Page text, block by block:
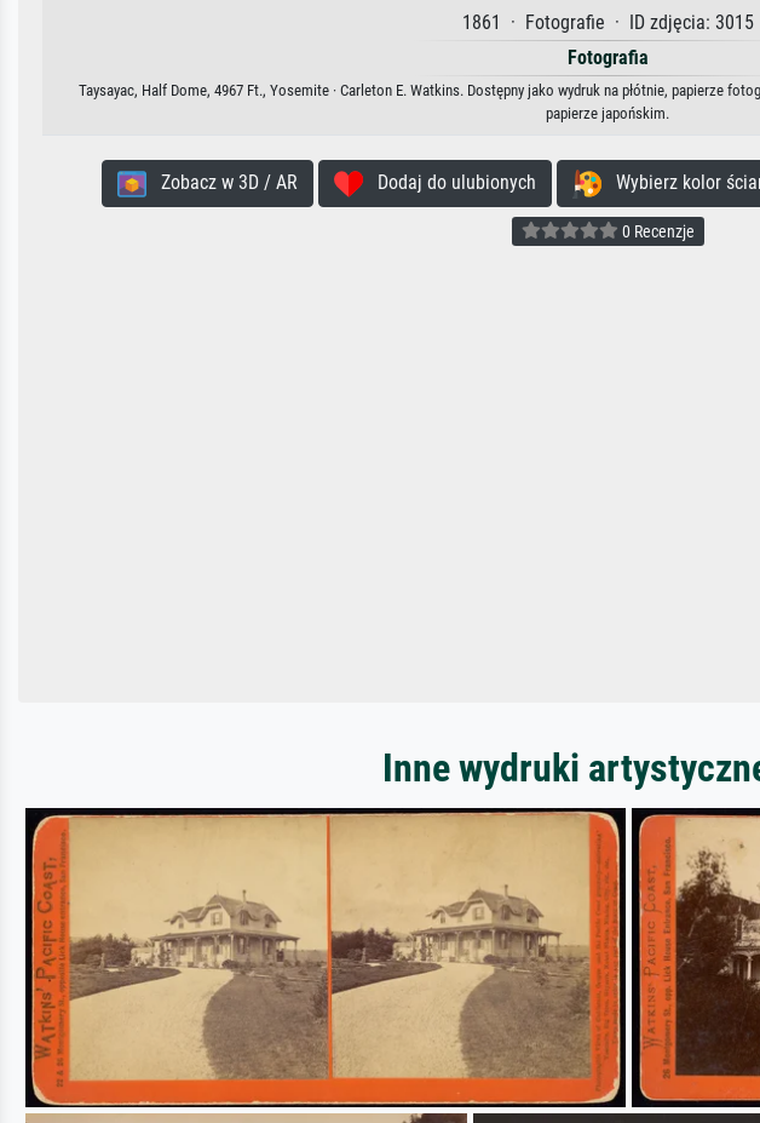
1861 · Fotografie · ID zdjęcia: 3015
Fotografia
Taysayac, Half Dome, 4967 Ft., Yosemite · Carleton E. Watkins. Dostępny jako wydruk na płótnie, papierze
papierze japońskim.
Zobacz w 3D / AR Dodaj do ulubionych Wybierz kolor
0 Recenzje
Inne wydruki